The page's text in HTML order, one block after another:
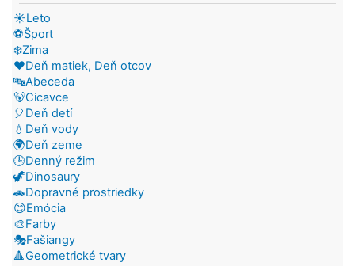
☀️Leto
⚽Šport
❄️Zima
❤️Deň matiek, Deň otcov
🔤Abeceda
🐻Cicavce
🎈Deň detí
💧Deň vody
🌍Deň zeme
🕒Denný režim
🦖Dinosaury
🚗Dopravné prostriedky
😊Emócia
🎨Farby
🎭Fašiangy
🔺Geometrické tvary